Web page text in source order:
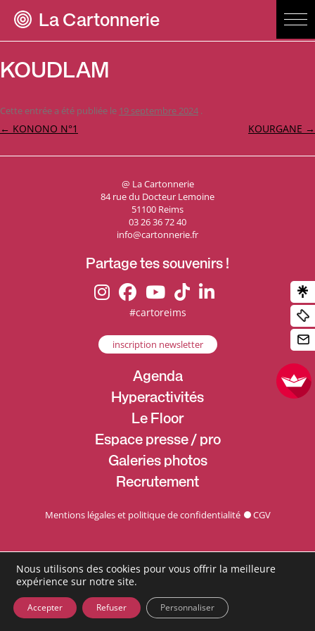
La Cartonnerie
KOUDLAM
Cette entrée a été publiée le 19 septembre 2024 .
Navigation
← KONONO N°1 KOURGANE →
@ La Cartonnerie
84 rue du Docteur Lemoine
51100 Reims
03 26 36 72 40
info@cartonnerie.fr
Partage tes souvenirs !
#cartoreims
inscription newsletter
Agenda
Hyperactivités
Le Floor
Espace presse / pro
Galeries photos
Recrutement
Mentions légales et politique de confidentialité CGV
Nous utilisons des cookies pour vous offrir la meilleure
expérience sur notre site.
Accepter Refuser Personnaliser